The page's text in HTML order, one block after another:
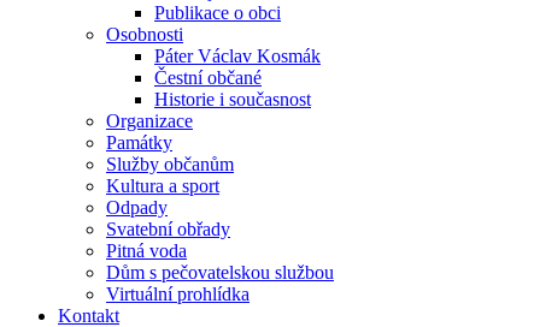
Publikace o obci
Osobnosti
Páter Václav Kosmák
Čestní občané
Historie i současnost
Organizace
Památky
Služby občanům
Kultura a sport
Odpady
Svatební obřady
Pitná voda
Dům s pečovatelskou službou
Virtuální prohlídka
Kontakt